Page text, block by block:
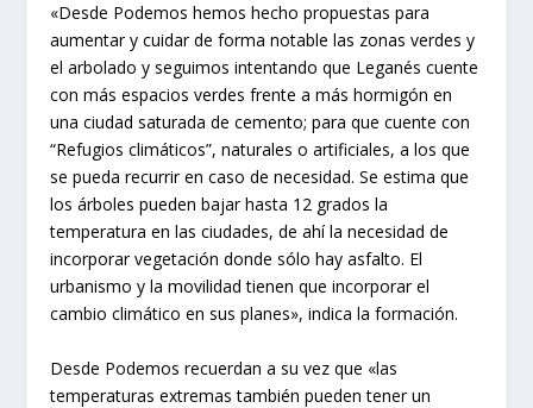
«Desde Podemos hemos hecho propuestas para
aumentar y cuidar de forma notable las zonas verdes y
el arbolado y seguimos intentando que Leganés cuente
con más espacios verdes frente a más hormigón en
una ciudad saturada de cemento; para que cuente con
“Refugios climáticos”, naturales o artificiales, a los que
se pueda recurrir en caso de necesidad. Se estima que
los árboles pueden bajar hasta 12 grados la
temperatura en las ciudades, de ahí la necesidad de
incorporar vegetación donde sólo hay asfalto. El
urbanismo y la movilidad tienen que incorporar el
cambio climático en sus planes», indica la formación.
Desde Podemos recuerdan a su vez que «las
temperaturas extremas también pueden tener un